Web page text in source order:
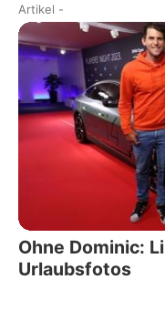
Artikel -
Ohne Dominic:
Urlaubsfotos